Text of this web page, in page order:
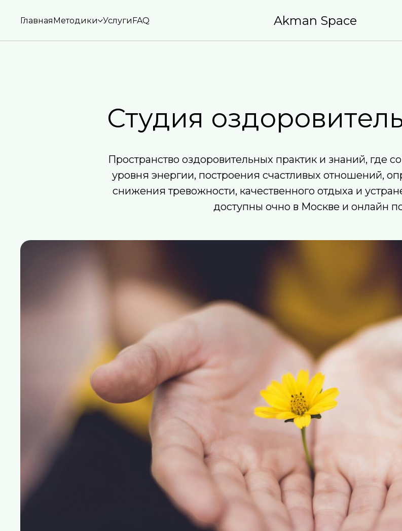
ГлавнаяМетодики УслугиFAQ Akman Space
Студия
Пространство оздоровительных практик и знаний, где
уровня энергии, построения счастливых отношений,
снижения тревожности, качественного отдыха и
доступны очно в Москве и онлайн